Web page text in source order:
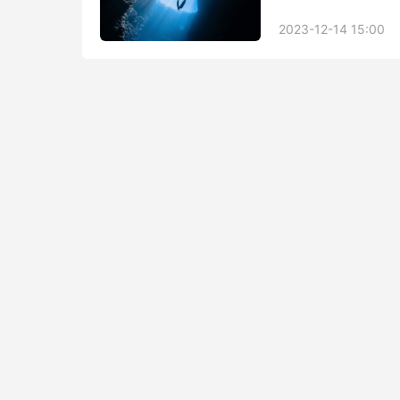
相关的建议。
2023-12-14 15:00